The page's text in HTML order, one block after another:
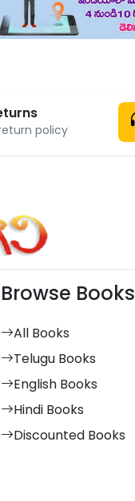
policy
Browse Books
All Books
Telugu Books
English Books
Hindi Books
Discounted Books